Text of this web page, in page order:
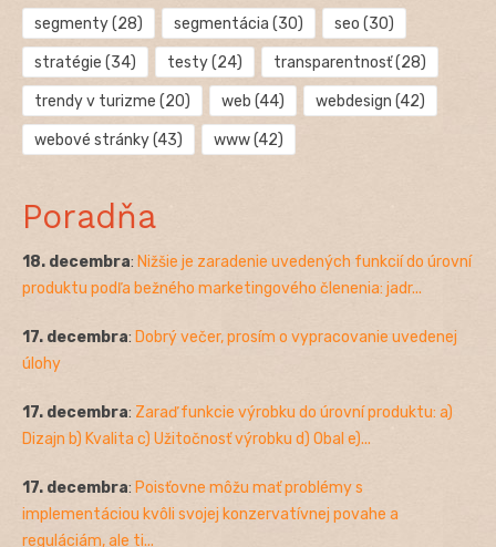
segmenty(28) segmentácia (30) seo (30)
stratégie (34) testy(24) transparentnosť(28)
trendy v turizme (20) web (44) webdesign (42)
webové stránky(43) www(42)
Poradňa
18. decembra: Nižšie je zaradenie uvedených funkcií do úrovní
produktu podľa bežného marketingového členenia: jadr...
17. decembra: Dobrý večer, prosím o vypracovanie uvedenej
úlohy
17. decembra: Zaraď funkcie výrobku do úrovní produktu: a)
Dizajn b) Kvalita c) Užitočnosť výrobku d) Obal e)...
17. decembra: Poisťovne môžu mať problémy s
implementáciou kvôli svojej konzervatívnej povahe a
reguláciám, ale ti...